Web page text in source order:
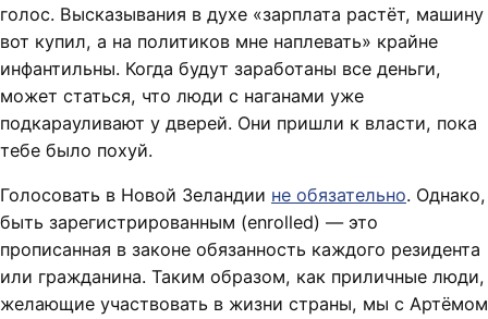
голос. Высказывания в духе «зарплата растёт, машину
вот купил, а на политиков мне наплевать» крайне
инфантильны. Когда будут заработаны все деньги,
может статься, что люди с наганами уже
подкарауливают у дверей. Они пришли к власти, пока
тебе было похуй.
Голосовать в Новой Зеландии не обязательно. Однако,
быть зарегистрированным (enrolled) — это
прописанная в законе обязанность каждого резидента
или гражданина. Таким образом, как приличные люди,
желающие участвовать в жизни страны, мы с Артёмом